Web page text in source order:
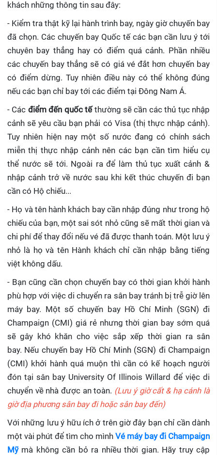
khách những thông tin sau đây:
- Kiểm tra thật kỹ lại hành trình bay, ngày giờ chuyến bay
đã chọn. Các chuyến bay Quốc tế các bạn cần lưu ý tới
chuyên bay thẳng hay có điểm quá cảnh. Phần nhiều
các chuyến bay thẳng sẽ có giá vé đắt hơn chuyến bay
có điểm dừng. Tuy nhiên điều này có thể không đúng
nếu các bạn chỉ bay tới các điểm tại Đông Nam Á.
- Các điểm đến quốc tếthường sẽ cần các thủ tục nhập
cảnh sẽ yêu cầu bạn phải có Visa (thị thực nhập cảnh).
Tuy nhiên hiện nay một số nước đang có chính sách
miễn thị thực nhập cảnh nên các bạn cần tìm hiểu cụ
thể nước sẽ tới. Ngoài ra để làm thủ tục xuất cảnh &
nhập cảnh trở về nước sau khi kết thúc chuyến đi bạn
cần có Hộ chiếu...
- Họ và tên hành khách bay cần nhập đúng như trong hộ
chiếu của bạn, một sai sót nhỏ cũng sẽ mất thời gian và
chi phí để thay đổi nếu vé đã được thanh toán. Một lưu ý
nhỏ là họ và tên Hành khách chỉ cần nhập bằng tiếng
việt không dấu.
- Bạn cũng cần chọn chuyến bay có thời gian khởi hành
phù hợp với việc di chuyển ra sân bay tránh bị trễ giờ lên
máy bay. Một số chuyến bay Hồ Chí Minh (SGN) đi
Champaign (CMI) giá rẻ nhưng thời gian bay sớm quá
sẽ gây khó khăn cho việc sắp xếp thời gian ra sân
bay. Nếu chuyến bay Hồ Chí Minh (SGN) đi Champaign
(CMI) khởi hành quá muộn thì cần có kế hoạch người
đón tại sân bay University Of Illinois Willard để việc di
chuyển về nhà được an toàn. (Lưu ý giờ cất & hạ cánh là
giờ địa phương sân bay đi hoặc sân bay đến)
Với những lưu ý hữu ích ở trên giờ đây bạn chỉ cần dành
một vài phút để tìm cho mình Vé máy bay đi Champaign
Mỹmà không cần bỏ ra nhiều thời gian. Hãy truy cập